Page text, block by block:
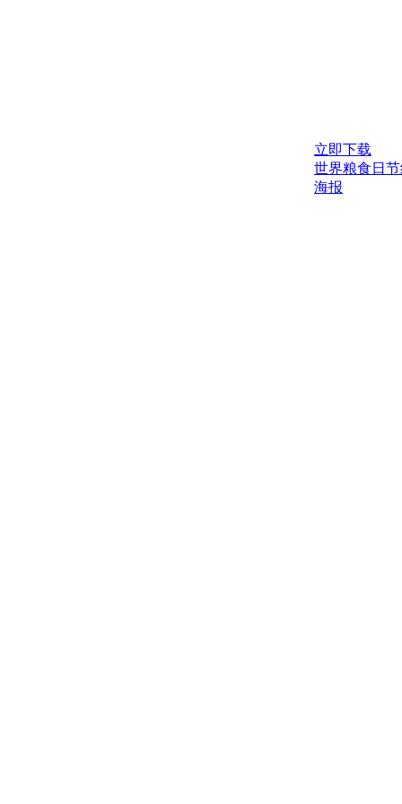
立即下载
世界粮食日
海报